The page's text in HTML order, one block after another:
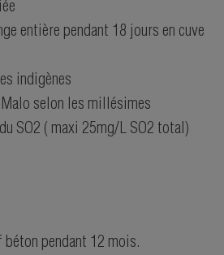
entière pendant 18 jours en cuve
indigènes
selon les millésimes
SO2 ( maxi 25mg/L SO2 total)
pendant 12 mois.